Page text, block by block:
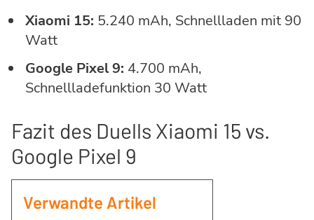
Xiaomi 15: 5.240 mAh, Schnellladen mit 90
Watt
Google Pixel 9: 4.700 mAh,
Schnellladefunktion 30 Watt
Fazit des Duells Xiaomi 15 vs.
Google Pixel 9
Verwandte Artikel